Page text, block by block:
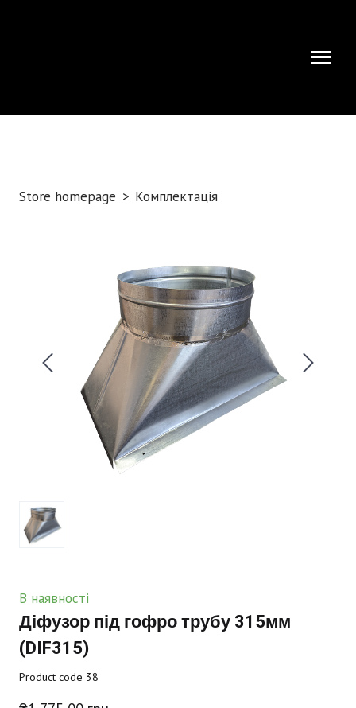
Store homepage Комплектація
В наявності
Діфузор під гофро трубу 315мм
(DIF315)
Product code 38